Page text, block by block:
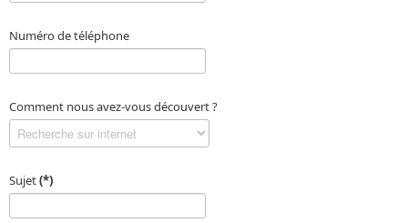
Numéro de téléphone
Comment nous avez-vous découvert ?
Sujet(*)